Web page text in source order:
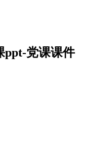
ppt-党课课件